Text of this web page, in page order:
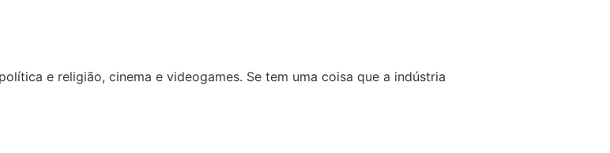
e religião, cinema e videogames. Se tem uma coisa que a indústria